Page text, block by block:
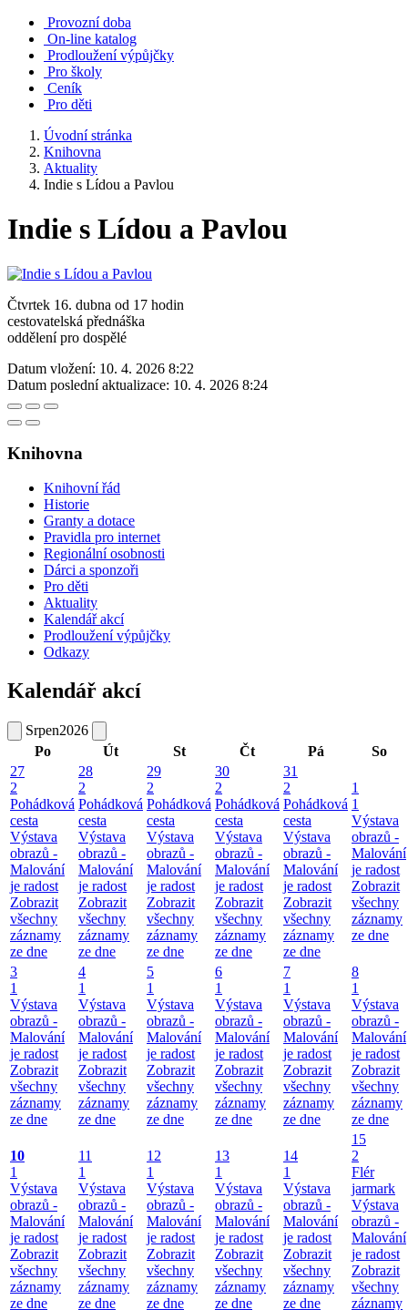
Provozní doba
On-line katalog
Prodloužení výpůjčky
Pro školy
Ceník
Pro děti
Úvodní stránka
Knihovna
Aktuality
Indie s Lídou a Pavlou
Indie s Lídou a Pavlou
Čtvrtek 16. dubna od 17 hodin
cestovatelská přednáška
oddělení pro dospělé
Datum vložení: 10. 4. 2026 8:22
Datum poslední aktualizace: 10. 4. 2026 8:24
Knihovna
Knihovní řád
Historie
Granty a dotace
Pravidla pro internet
Regionální osobnosti
Dárci a sponzoři
Pro děti
Aktuality
Kalendář akcí
Prodloužení výpůjčky
Odkazy
Kalendář akcí
Srpen2026
Po
Út St Čt Pá
So
27
2
Pohádková
cesta
Výstava
obrazů -
Malování
je radost
Zobrazit
všechny
záznamy
ze dne
28
2
Pohádková
cesta
Výstava
obrazů -
Malování
je radost
Zobrazit
všechny
záznamy
ze dne
29
2
Pohádková
cesta
Výstava
obrazů -
Malování
je radost
Zobrazit
všechny
záznamy
ze dne
30
2
Pohádková
cesta
Výstava
obrazů -
Malování
je radost
Zobrazit
všechny
záznamy
ze dne
31
2
Pohádková
cesta
Výstava
obrazů -
Malování
je radost
Zobrazit
všechny
záznamy
ze dne
1
1
Výstava
obrazů -
Malování
je radost
Zobrazit
všechny
záznamy
ze dne
3
1
Výstava
obrazů -
Malování
je radost
Zobrazit
všechny
záznamy
ze dne
4
1
Výstava
obrazů -
Malování
je radost
Zobrazit
všechny
záznamy
ze dne
5
1
Výstava
obrazů -
Malování
je radost
Zobrazit
všechny
záznamy
ze dne
6
1
Výstava
obrazů -
Malování
je radost
Zobrazit
všechny
záznamy
ze dne
7
1
Výstava
obrazů -
Malování
je radost
Zobrazit
všechny
záznamy
ze dne
8
1
Výstava
obrazů -
Malování
je radost
Zobrazit
všechny
záznamy
ze dne
10
1
Výstava
obrazů -
Malování
je radost
Zobrazit
všechny
záznamy
ze dne
11
1
Výstava
obrazů -
Malování
je radost
Zobrazit
všechny
záznamy
ze dne
12
1
Výstava
obrazů -
Malování
je radost
Zobrazit
všechny
záznamy
ze dne
13
1
Výstava
obrazů -
Malování
je radost
Zobrazit
všechny
záznamy
ze dne
14
1
Výstava
obrazů -
Malování
je radost
Zobrazit
všechny
záznamy
ze dne
15
2
Flér
jarmark
Výstava
obrazů -
Malování
je radost
Zobrazit
všechny
záznamy